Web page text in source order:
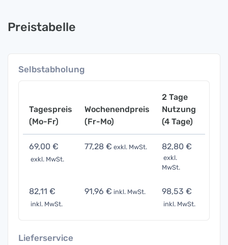
Preistabelle
Selbstabholung
Tagespreis
(Mo-Fr)
Wochenendpreis
(Fr-Mo)
2 Tage
Nutzung
(4 Tage)
69,00 €
exkl. MwSt.
77,28 € exkl. MwSt. 82,80 €
exkl.
MwSt.
82,11 €
inkl. MwSt.
91,96 € inkl. MwSt. 98,53 €
inkl. MwSt.
Lieferservice